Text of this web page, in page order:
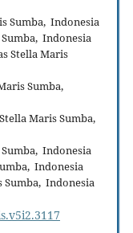
Sumba, Indonesia
Indonesia
Stella Maris
Sumba,
Maris Sumba,
Indonesia
Indonesia
Sumba, Indonesia